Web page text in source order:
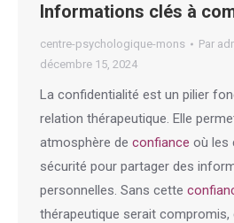
Informations clés à
centre-psychologique-mons Par
décembre 15, 2024
La confidentialité est un pilier
relation thérapeutique. Elle
atmosphère de confiance où les
sécurité pour partager des
personnelles. Sans cette
thérapeutique serait compromis,